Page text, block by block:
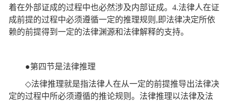
着在外部证成的过程中也必然涉及内部证成。 4.法律人在证
成前提的过程中必须遵循一定的推理规则 , 即法律决定所依
赖的前提得到一定的法律渊源和法律解释的支持。
●第四节是法律推理
◇法律推理就是指法律人在从一定的前提推导出法律决
定的过程中所必须遵循的推论规则。法律推理以法律及法